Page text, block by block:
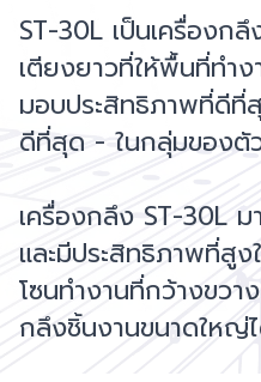
ST-30L เป็นเครื่องก
เตียงยาวที่ให้พื้นที่ทำ
มอบประสิทธิภาพที่ดีที่
ดีที่สุด - ในกลุ่มของตั
เครื่องกลึง ST-30L ม
และมีประสิทธิภาพที่สู
โซนทำงานที่กว้างขว
กลึงชิ้นงานขนาดใหญ่